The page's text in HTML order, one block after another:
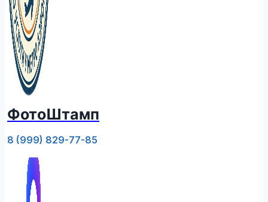
ФотоШтамп
8 (999) 829-77-85